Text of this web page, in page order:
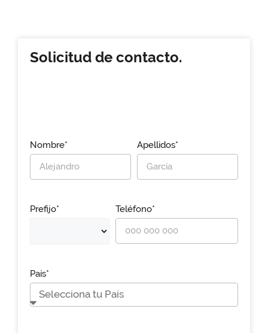
Solicitud de contacto.
Nombre* Apellidos*
Prefijo* Teléfono*
País*